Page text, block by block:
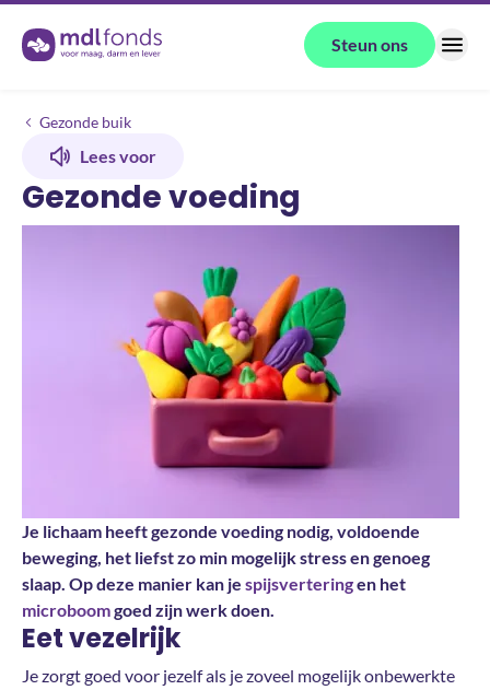
Terug naar de homepage Steun ons
Gezonde buik
Gezonde voeding
Lees voor
Gezonde voeding
Je lichaam heeft gezonde voeding nodig, voldoende
beweging, het liefst zo min mogelijk stress en genoeg
slaap. Op deze manier kan je spijsverteringen het
microboomgoed zijn werk doen.
Eet vezelrijk
Je zorgt goed voor jezelf als je zoveel mogelijk onbewerkte